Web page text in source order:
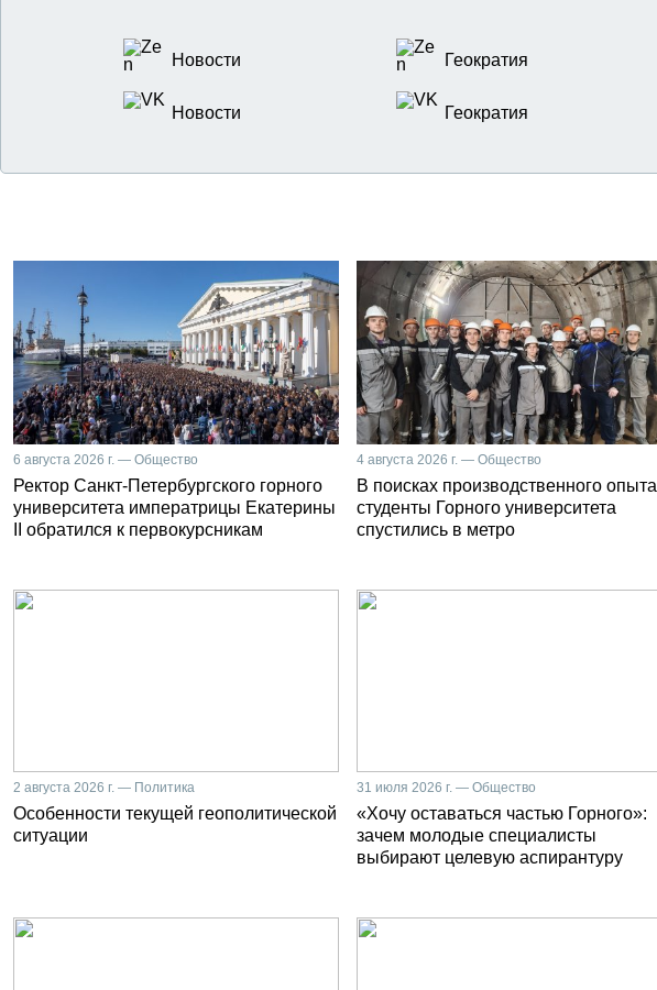
Новости Геократия
Новости Геократия
6 августа 2026 г. — Общество
Ректор Санкт-Петербургского горного
университета императрицы Екатерины
II обратился к первокурсникам
4 августа 2026 г. — Общество
В поисках производственного опыта
студенты Горного университета
спустились в метро
2 августа 2026 г. — Политика
Особенности текущей геополитической
ситуации
31 июля 2026 г. — Общество
«Хочу оставаться частью Горного»:
зачем молодые специалисты
выбирают целевую аспирантуру